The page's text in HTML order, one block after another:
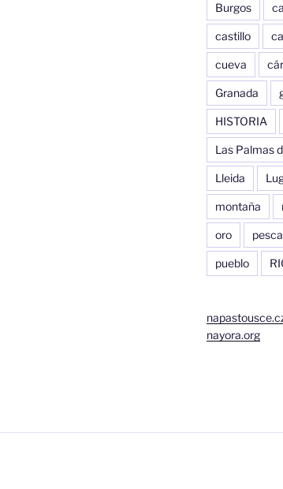
Burgos
castillo
cueva
Granada
HISTORIA
Las Palmas
Lleida
montaña
oro pesca
pueblo
nayora.org